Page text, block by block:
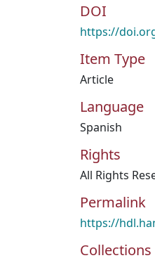
DOI
https://
Item Type
Article
Language
Spanish
Rights
All Rights
Permalink
https://
Collections